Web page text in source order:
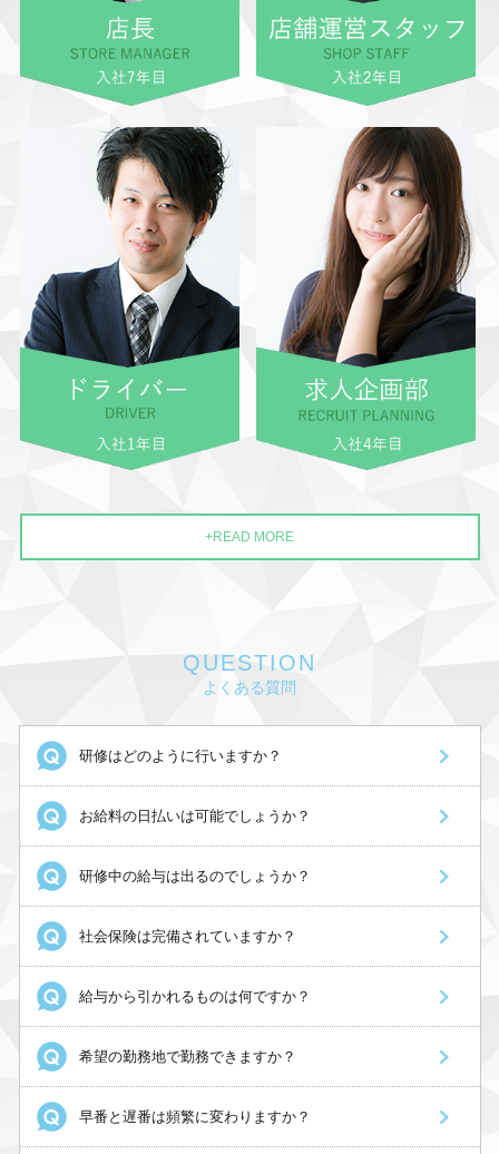
+READ MORE
QUESTION
よくある質問
研修はどのように行いますか？
お給料の日払いは可能でしょうか？
研修中の給与は出るのでしょうか？
社会保険は完備されていますか？
給与から引かれるものは何ですか？
希望の勤務地で勤務できますか？
早番と遅番は頻繁に変わりますか？